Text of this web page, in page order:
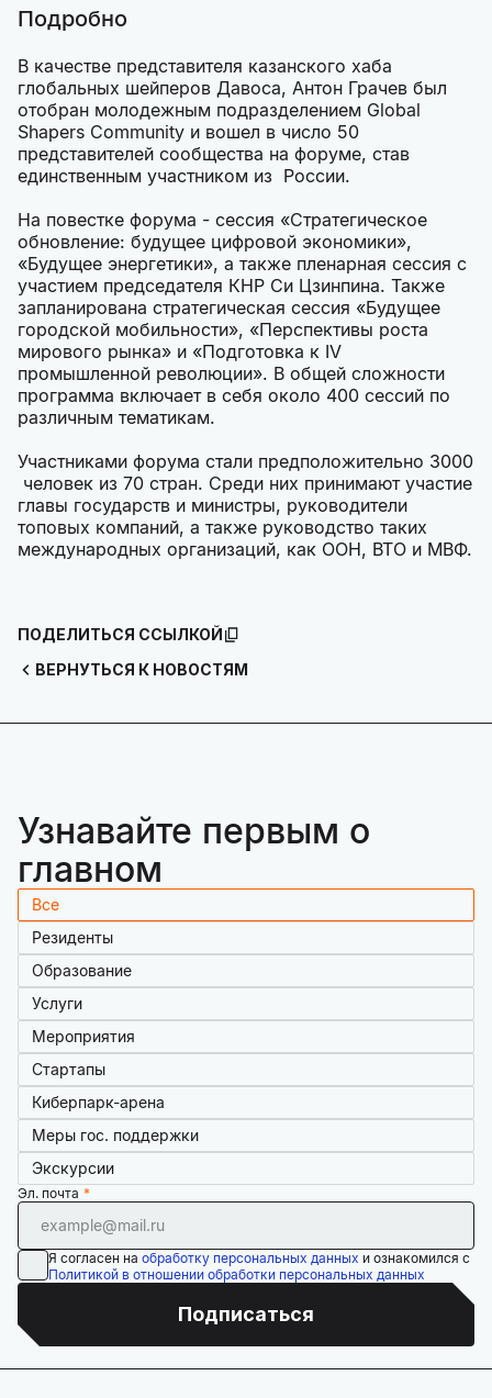
Подробно
В качестве представителя казанского хаба
глобальных шейперов Давоса, Антон Грачев был
отобран молодежным подразделением Global
Shapers Community и вошел в число 50
представителей сообщества на форуме, став
единственным участником из России.
На повестке форума - сессия «Стратегическое
обновление: будущее цифровой экономики»,
«Будущее энергетики», а также пленарная сессия с
участием председателя КНР Си Цзинпина. Также
запланирована стратегическая сессия «Будущее
городской мобильности», «Перспективы роста
мирового рынка» и «Подготовка к IV
промышленной революции». В общей сложности
программа включает в себя около 400 сессий по
различным тематикам.
Участниками форума стали предположительно 3000
человек из 70 стран. Среди них принимают участие
главы государств и министры, руководители
топовых компаний, а также руководство таких
международных организаций, как ООН, ВТО и МВФ.
ВЕРНУТЬСЯ К НОВОСТЯМ
ПОДЕЛИТЬСЯ ССЫЛКОЙ
Узнавайте первым о
главном
Все
Резиденты
Образование
Услуги
Мероприятия
Стартапы
Киберпарк-арена
Меры гос. поддержки
Экскурсии
Эл. почта
Я согласен на обработку персональных данных и ознакомился с
Политикой в отношении обработки персональных данных
Подписаться